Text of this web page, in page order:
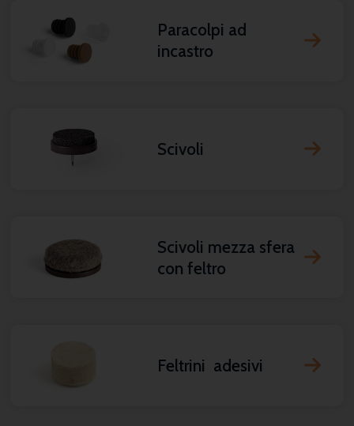
Paracolpi ad
incastro
Scivoli
Scivoli mezza sfera
con feltro
Feltrini adesivi